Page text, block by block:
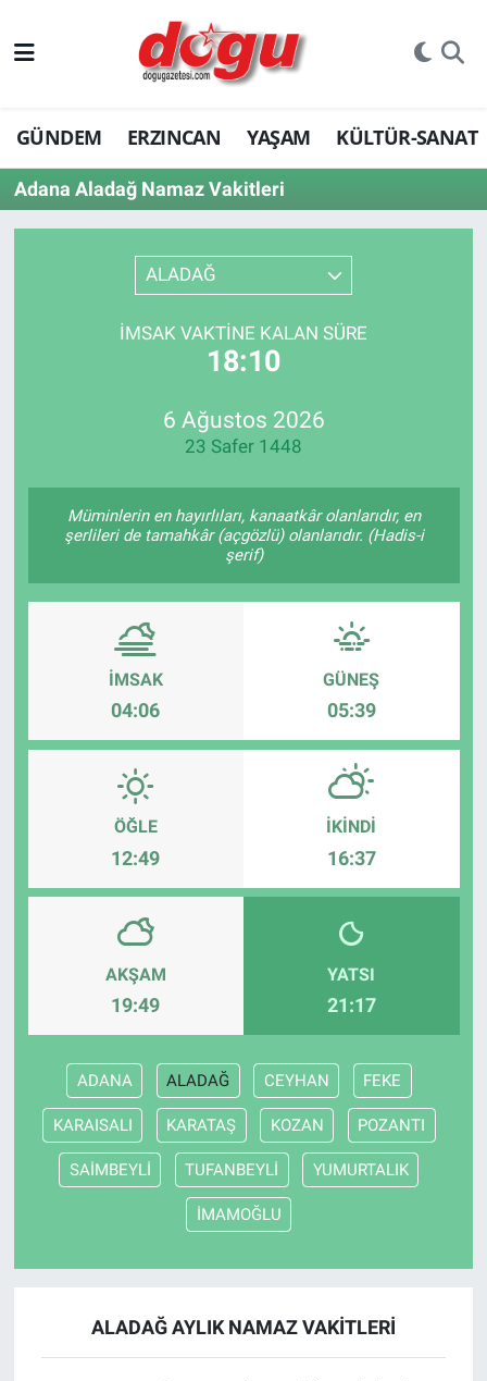
GÜNDEM ERZINCAN YAŞAM KÜLTÜR-SANAT
Adana Aladağ Namaz Vakitleri
ALADAĞ
İMSAK VAKTINE KALAN SÜRE
18:10
6 Ağustos 2026
23 Safer 1448
Müminlerin en hayırlıları, kanaatkâr olanlarıdır, en
şerlileri de tamahkâr (açgözlü) olanlarıdır. (Hadis-i
şerif)
İMSAK
04:06
GÜNEŞ
05:39
ÖĞLE
12:49
İKINDI
16:37
AKŞAM
19:49
YATSI
21:17
ADANA ALADAĞ CEYHAN FEKE
KARAISALI KARATAŞ KOZAN POZANTI
SAİMBEYLİ TUFANBEYLİ YUMURTALIK
İMAMOĞLU
ALADAĞ AYLIK NAMAZ VAKITLERI
ERZINCAN
GÜNDEM
ERZİNCAN FOTOĞRAFLARI
Bilim, teknoloji
KÜLTÜR-SANAT
Yerel Haber
Politika
YAŞAM
RESMİ İLAN